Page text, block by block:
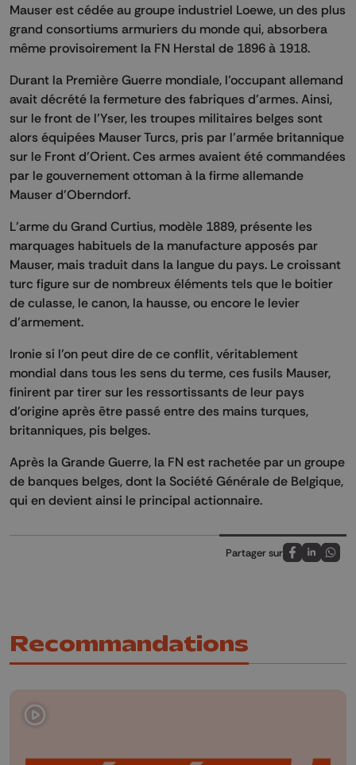
Mauser est cédée au groupe industriel Loewe, un des plus
grand consortiums armuriers du monde qui, absorbera
même provisoirement la FN Herstal de 1896 à 1918.
Durant la Première Guerre mondiale, l’occupant allemand
avait décrété la fermeture des fabriques d’armes. Ainsi,
sur le front de l’Yser, les troupes militaires belges sont
alors équipées Mauser Turcs, pris par l’armée britannique
sur le Front d’Orient. Ces armes avaient été commandées
par le gouvernement ottoman à la firme allemande
Mauser d’Oberndorf.
L’arme du Grand Curtius, modèle 1889, présente les
marquages habituels de la manufacture apposés par
Mauser, mais traduit dans la langue du pays. Le croissant
turc figure sur de nombreux éléments tels que le boitier
de culasse, le canon, la hausse, ou encore le levier
d’armement.
Ironie si l’on peut dire de ce conflit, véritablement
mondial dans tous les sens du terme, ces fusils Mauser,
finirent par tirer sur les ressortissants de leur pays
d’origine après être passé entre des mains turques,
britanniques, pis belges.
Après la Grande Guerre, la FN est rachetée par un groupe
de banques belges, dont la Société Générale de Belgique,
qui en devient ainsi le principal actionnaire.
Partager sur
Partagez sur
Partagez
Recommandations